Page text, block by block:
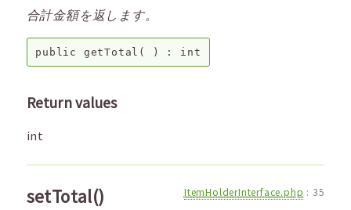
合計金額を返します。
public getTotal ( ) : int
Return values
int
setTotal() ItemHolderInterface.php : 35